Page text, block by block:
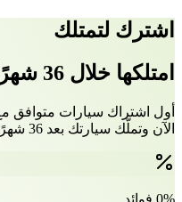
اشترك لتمتلك
امتلكها خلال 36 شهرًا
الآن وتملّك سيارتك بعد 36 شهرًا
0% فوائد